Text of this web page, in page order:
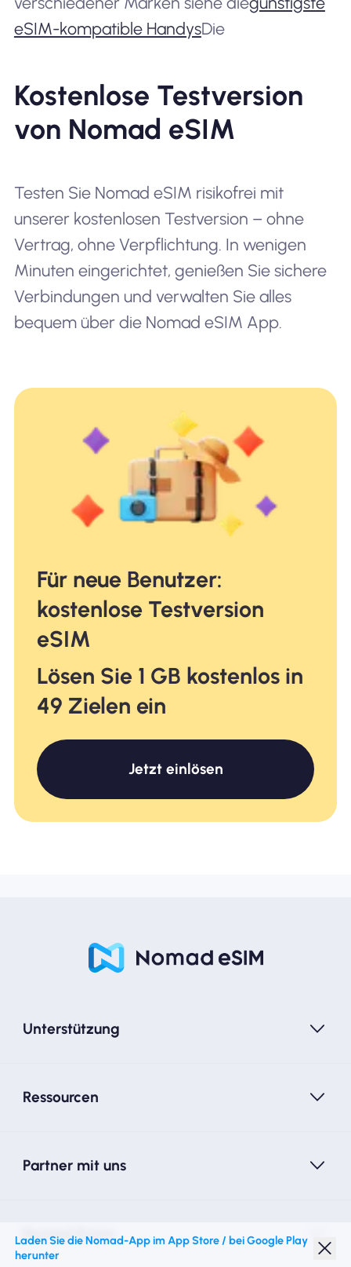
eSIM-kompatible HandysDie
Kostenlose Testversion
von Nomad eSIM
Testen Sie Nomad eSIM risikofrei mit
unserer kostenlosen Testversion – ohne
Vertrag, ohne Verpflichtung. In wenigen
Minuten eingerichtet, genießen Sie sichere
Verbindungen und verwalten Sie alles
bequem über die Nomad eSIM App.
Für neue Benutzer:
kostenlose Testversion
eSIM
Lösen Sie 1 GB kostenlos in
49 Zielen ein
Jetzt einlösen
Unterstützung
Ressourcen
Partner mit uns
Nomad Essim
Laden Sie die Nomad-App im App Store / bei Google Play
herunter